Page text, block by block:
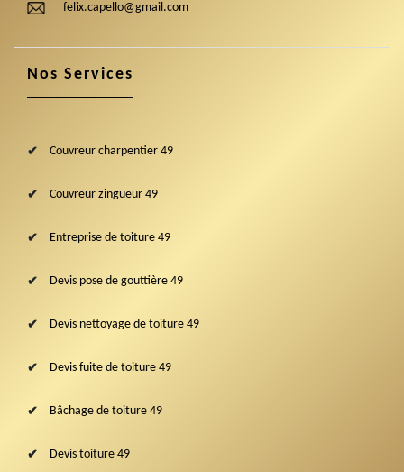
felix.capello@gmail.com
Nos Services
Couvreur charpentier 49
Couvreur zingueur 49
Entreprise de toiture 49
Devis pose de gouttière 49
Devis nettoyage de toiture 49
Devis fuite de toiture 49
Bâchage de toiture 49
Devis toiture 49